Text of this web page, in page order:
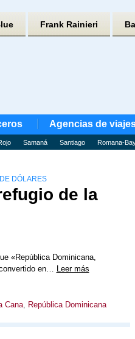
Frank Rainieri
Agencias de
Samaná Santiago Romana-
DÓLARES
de la
«República Dominicana,
en… Leer más
Cana, República Dominicana